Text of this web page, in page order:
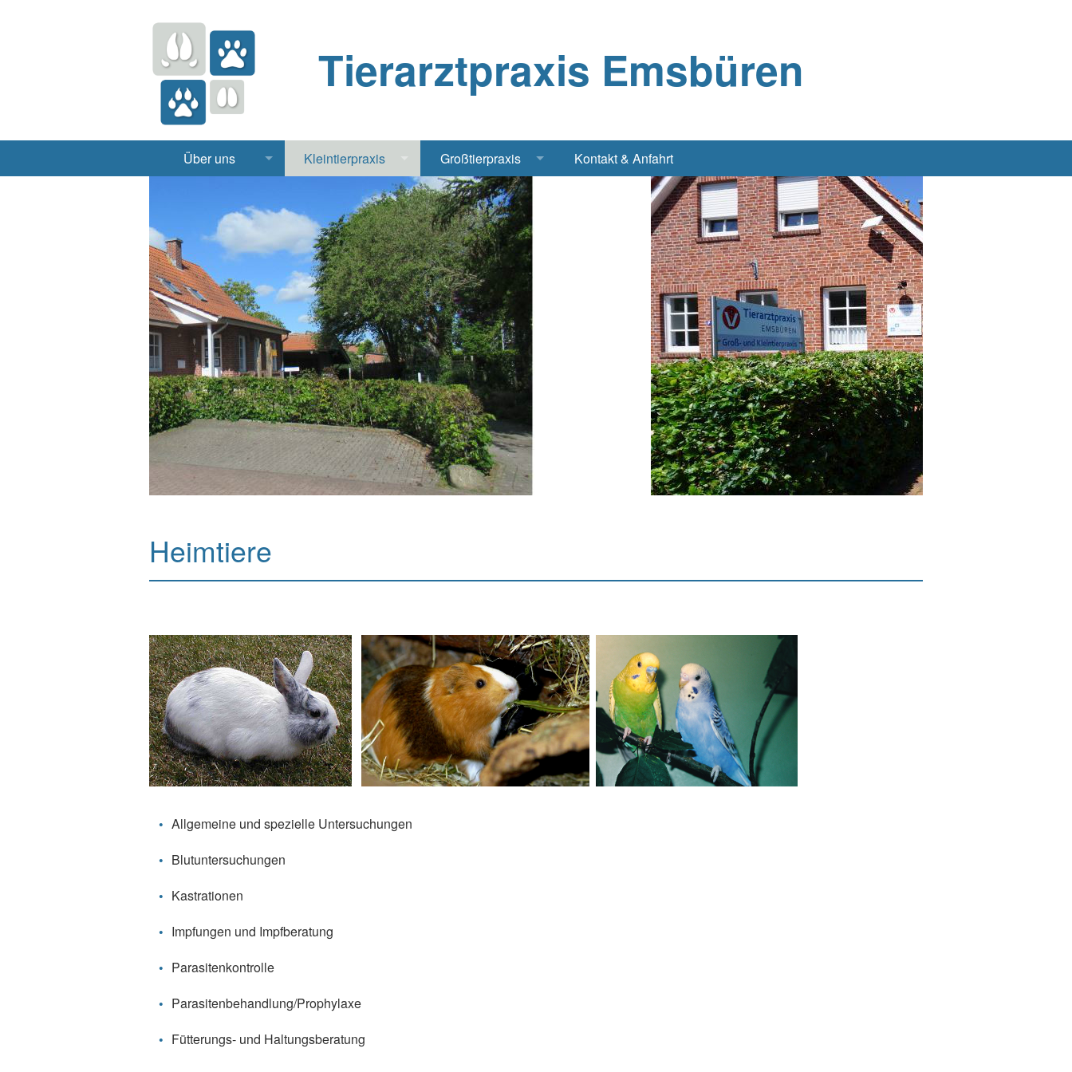
Tierarztpraxis Emsbüren
Über uns
Apotheke
Labor
Notdienst
Jobs & Praktikum
Kleintierpraxis
Hund, Katze
Heimtiere
Röntgen Ultraschall Elektrochirurgie Narkose
Großtierpraxis
Bestandsbetreuung Schwein
Bestandsbetreuung Rind
Pferde
Geflügel, Tauben, Hühner
Kontakt & Anfahrt
Heimtiere
Allgemeine und spezielle Untersuchungen
Blutuntersuchungen
Kastrationen
Impfungen und Impfberatung
Parasitenkontrolle
Parasitenbehandlung/Prophylaxe
Fütterungs- und Haltungsberatung